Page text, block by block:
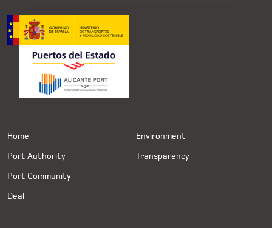
Home
Port Authority
Port Community
Deal
Environment
Transparency